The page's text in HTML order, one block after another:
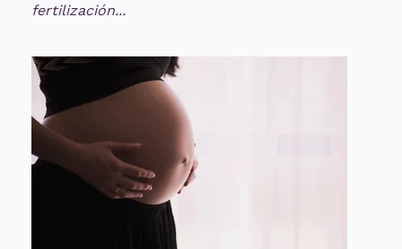
fertilización...